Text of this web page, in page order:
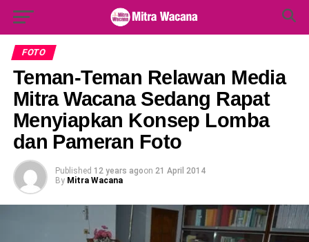
for:
FOTO
Teman-Teman Relawan Media
Mitra Wacana Sedang Rapat
Menyiapkan Konsep Lomba
dan Pameran Foto
Published 12 years agoon 21 April 2014
By Mitra Wacana